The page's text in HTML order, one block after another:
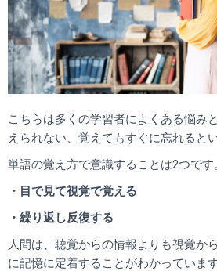
こちらは多くの学習者によくある悩み
えられない、覚えてもすぐに忘れると
単語の覚え方で意識することは2つです
・目で見て視覚で覚える
・繰り返し反復する
人間は、聴覚からの情報よりも視覚か
に記憶に定着することがわかっています